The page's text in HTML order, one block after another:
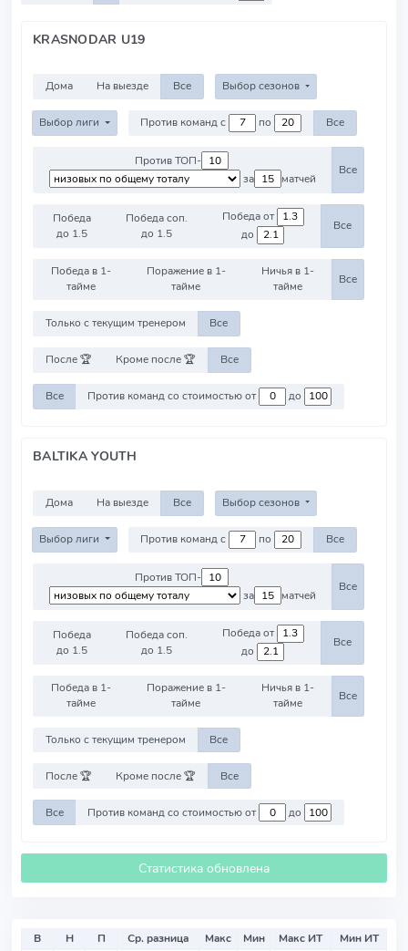
KRASNODAR U19
Дома На выезде Все Выбор сезонов
Выбор лиги Против команд с по Все
Против ТОП-
за
матчей
Все
Победа
до 1.5
Победа соп.
до 1.5
Победа от
до
Все
Победа в 1-
тайме
Поражение в 1-
тайме
Ничья в 1-
тайме
Все
Только с текущим тренером Все
После 🏆 Кроме после 🏆 Все
Все Против команд со стоимостью от до
BALTIKA YOUTH
Дома На выезде Все Выбор сезонов
Выбор лиги Против команд с по Все
Против ТОП-
за
матчей
Все
Победа
до 1.5
Победа соп.
до 1.5
Победа от
до
Все
Победа в 1-
тайме
Поражение в 1-
тайме
Ничья в 1-
тайме
Все
Только с текущим тренером Все
После 🏆 Кроме после 🏆 Все
Все Против команд со стоимостью от до
Статистика обновлена
В Н П Ср. разница Макс Мин Макс ИТ
Мин ИТ